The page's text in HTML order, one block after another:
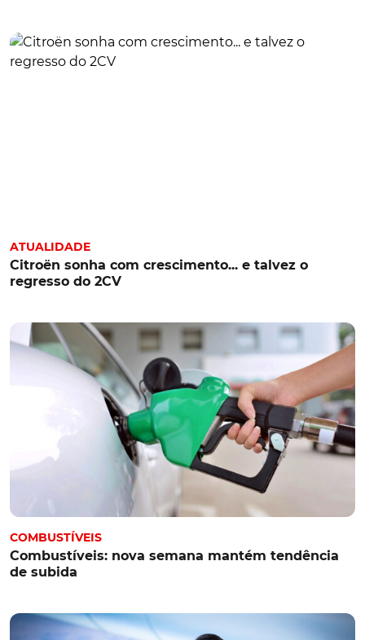
ATUALIDADE
Citroën sonha com crescimento... e talvez o
regresso do 2CV
COMBUSTÍVEIS
Combustíveis: nova semana mantém tendência
de subida